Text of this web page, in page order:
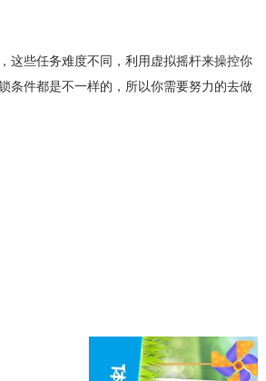
些任务难度不同，利用虚拟摇杆来操控你
条件都是不一样的，所以你需要努力的去做